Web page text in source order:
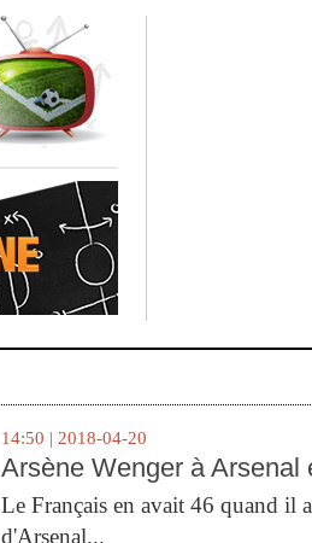
14:50 | 2018-04-20
Arsène Wenger à Arsenal
Le Français en avait 46 quand il
d'Arsenal...